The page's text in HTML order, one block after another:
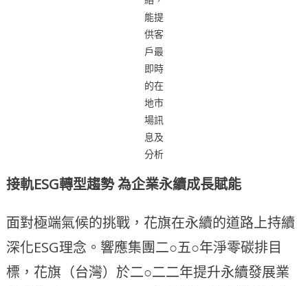
能提
供客
戶最
即時
的在
地市
場訊
息及
分析
接軌ESG轉型趨勢 為企業永續成長賦能
面對極端氣候的挑戰，花旗在永續的道路上持續
深化ESG理念。響應集團二○五○年淨零碳排目
標，花旗（台灣）於二○二二年提升永續發展業